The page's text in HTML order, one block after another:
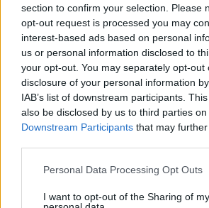
section to confirm your selection. Please
opt-out request is processed you may
interest-based ads based on personal
us or personal information disclosed to
your opt-out. You may separately opt-out
disclosure of your personal information
IAB’s list of downstream participants.
also be disclosed by us to third parties on
Downstream Participants that may
Personal Data Processing Opt Outs
I want to opt-out of the Sharing of my
Scarica riepilogo